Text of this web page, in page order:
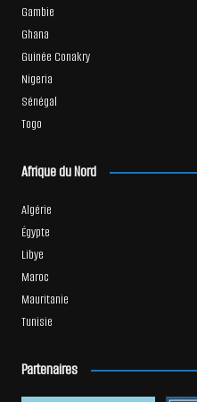
Gambie
Ghana
Guinée Conakry
Nigeria
Sénégal
Togo
Afrique du Nord
Algérie
Égypte
Libye
Maroc
Mauritanie
Tunisie
Partenaires